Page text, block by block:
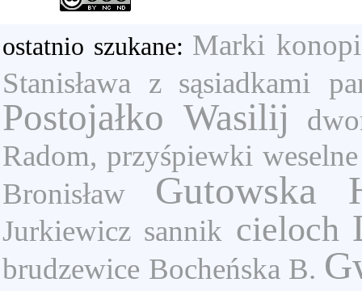
ostatnio szukane: Marki
Stanisława z sąsiadkami
Postojałko Wasilij
Radom, przyśpiewki weselne
Bronisław
Gutowska
Jurkiewicz sannik cieloch
brudzewice Bocheńska B.